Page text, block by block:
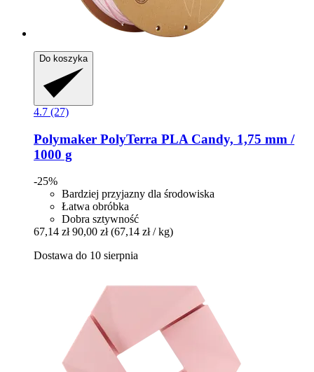
Do koszyka
4.7 (27)
Polymaker PolyTerra PLA Candy, 1,75 mm /
1000 g
-25%
Bardziej przyjazny dla środowiska
Łatwa obróbka
Dobra sztywność
67,14 zł 90,00 zł (67,14 zł / kg)
Dostawa do 10 sierpnia